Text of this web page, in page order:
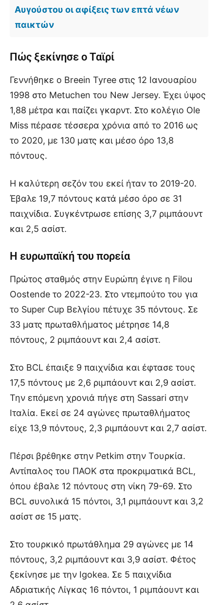
Αυγούστου οι αφίξεις των επτά νέων
παικτών
Πώς ξεκίνησε ο Ταϊρί
Γεννήθηκε ο Breein Tyree στις 12 Ιανουαρίου
1998 στο Metuchen του New Jersey. Έχει ύψος
1,88 μέτρα και παίζει γκαρντ. Στο κολέγιο Ole
Miss πέρασε τέσσερα χρόνια από το 2016 ως
το 2020, με 130 ματς και μέσο όρο 13,8
πόντους.
Η καλύτερη σεζόν του εκεί ήταν το 2019-20.
Έβαλε 19,7 πόντους κατά μέσο όρο σε 31
παιχνίδια. Συγκέντρωσε επίσης 3,7 ριμπάουντ
και 2,5 ασίστ.
Η ευρωπαϊκή του πορεία
Πρώτος σταθμός στην Ευρώπη έγινε η Filou
Oostende το 2022-23. Στο ντεμπούτο του για
το Super Cup Βελγίου πέτυχε 35 πόντους. Σε
33 ματς πρωταθλήματος μέτρησε 14,8
πόντους, 2 ριμπάουντ και 2,4 ασίστ.
Στο BCL έπαιξε 9 παιχνίδια και έφτασε τους
17,5 πόντους με 2,6 ριμπάουντ και 2,9 ασίστ.
Την επόμενη χρονιά πήγε στη Sassari στην
Ιταλία. Εκεί σε 24 αγώνες πρωταθλήματος
είχε 13,9 πόντους, 2,3 ριμπάουντ και 2,7 ασίστ.
Πέρσι βρέθηκε στην Petkim στην Τουρκία.
Αντίπαλος του ΠΑΟΚ στα προκριματικά BCL,
όπου έβαλε 12 πόντους στη νίκη 79-69. Στο
BCL συνολικά 15 πόντοι, 3,1 ριμπάουντ και 3,2
ασίστ σε 15 ματς.
Στο τουρκικό πρωτάθλημα 29 αγώνες με 14
πόντους, 3,2 ριμπάουντ και 3,9 ασίστ. Φέτος
ξεκίνησε με την Igokea. Σε 5 παιχνίδια
Αδριατικής Λίγκας 16 πόντοι, 1 ριμπάουντ και